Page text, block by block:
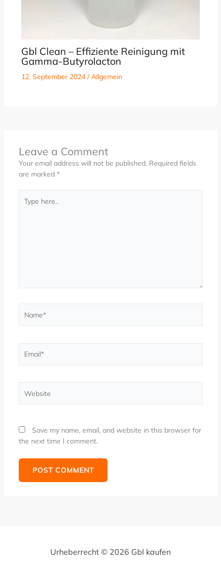
Gbl Clean – Effiziente Reinigung mit
Gamma-Butyrolacton
12. September 2024 /Allgemein
Leave a Comment
Your email address will not be published. Required fields
are marked *
here..
Save my name, email, and website in this browser for
the next time I comment.
Urheberrecht © 2026 Gbl kaufen